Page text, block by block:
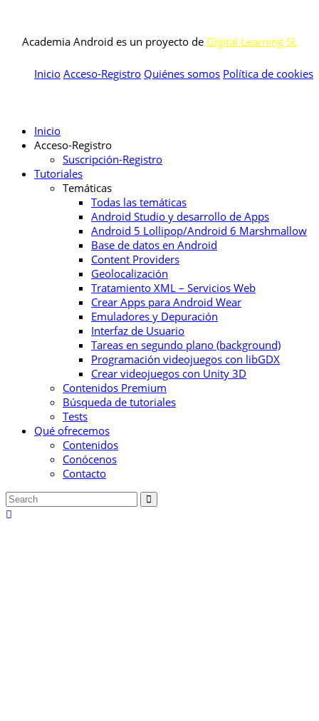
Academia Android es un proyecto de Digital Learning SL
Inicio Acceso-Registro Quiénes somos Política de cookies
Inicio
Acceso-Registro
Suscripción-Registro
Tutoriales
Temáticas
Todas las temáticas
Android Studio y desarrollo de Apps
Android 5 Lollipop/Android 6 Marshmallow
Base de datos en Android
Content Providers
Geolocalización
Tratamiento XML – Servicios Web
Crear Apps para Android Wear
Emuladores y Depuración
Interfaz de Usuario
Tareas en segundo plano (background)
Programación videojuegos con libGDX
Crear videojuegos con Unity 3D
Contenidos Premium
Búsqueda de tutoriales
Tests
Qué ofrecemos
Contenidos
Conócenos
Contacto